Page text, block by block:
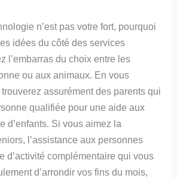
n’est pas votre fort, pourquoi
idées du côté des services
l’embarras du choix entre les
ou aux animaux. En vous
assurément des parents qui
qualifiée pour une aide aux
d’enfants. Si vous aimez la
l’assistance aux personnes
d’activité complémentaire qui vous
d’arrondir vos fins du mois,